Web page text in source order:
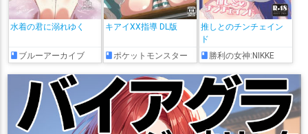
水着の君に溺れゆく
ブルーアーカイブ
キアイXX指導 DL版
ポケットモンスター
推しとのチンチェイン
ド
勝利の女神:NIKKE